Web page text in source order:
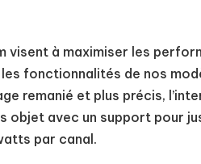
visent à maximiser les
fonctionnalités de nos
remanié et plus précis,
avec un support pour
par canal.